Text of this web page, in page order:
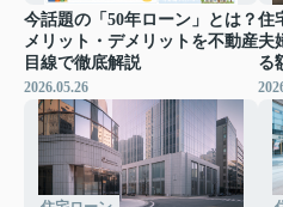
今話題の「50年ローン」とは？
メリット・デメリットを不動産
目線で徹底解説
2026.05.26
住
夫
る